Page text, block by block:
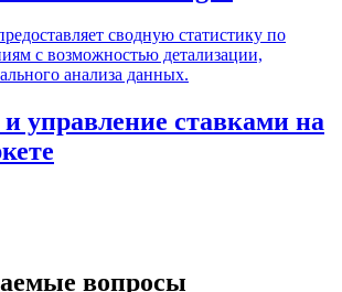
сводную статистику по
с возможностью детализации,
анализа данных.
управление ставками на
вопросы